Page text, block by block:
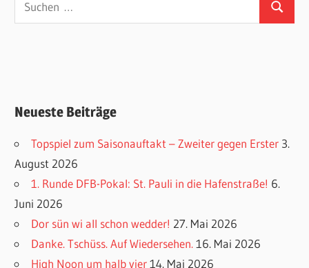
nach:
Suchen
Neueste Beiträge
Topspiel zum Saisonauftakt – Zweiter gegen Erster 3.
August 2026
1. Runde DFB-Pokal: St. Pauli in die Hafenstraße! 6.
Juni 2026
Dor sün wi all schon wedder! 27. Mai 2026
Danke. Tschüss. Auf Wiedersehen. 16. Mai 2026
High Noon um halb vier 14. Mai 2026